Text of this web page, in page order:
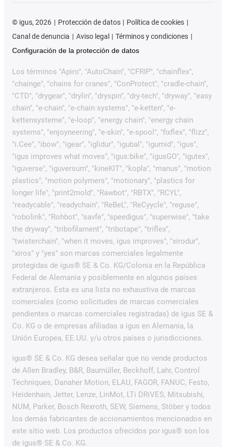
© igus, 2026 Protección de datos
Política de cookies
Canal de denuncia
Aviso legal
Términos y condiciones
Configuración de la protección de datos
Los términos "Apiro", "AutoChain", "CFRIP", "chainflex",
"chainge", "chains for cranes", "ConProtect", "cradle-chain",
"CTD", "drygear", "drylin", "dryspin", "dry-tech", "dryway", "easy
chain", "e-chain", "e-chain systems", "e-ketten", "e-
kettensysteme", "e-loop", "energy chain", "energy chain
systems", "enjoyneering", "e-skin", "e-spool", "fixflex", "flizz",
"i.Cee", "ibow", "igear", "iglidur", "igubal", "igumid", "igus",
"igus improves what moves", "igus:bike", "igusGO", "igutex",
"iguverse", "iguversum", "kineKIT", "kopla", "manus", "motion
plastics", "motion polymers", "motionary", "plastics for
longer life", "print2mold", "Rawbot", "RBTX", "RCYL",
"readycable", "readychain", "ReBeL", "ReCyycle", "reguse",
"robolink", "Rohbot", "savfe", "speedigus", "superwise", "take
the dryway", "tribofilament", "tribotape", "triflex",
"twisterchain", "when it moves, igus improves", "xirodur",
"xiros" y "yes" son marcas comerciales legalmente
protegidas de igus® SE & Co. KG/Colonia en la República
Federal de Alemania y posiblemente en algunos países
extranjeros. Esta es una lista no exhaustiva de marcas
comerciales (como solicitudes de marcas comerciales
pendientes o marcas comerciales registradas) de igus SE &
Co. KG o de empresas afiliadas a igus en Alemania, la
Unión Europea, EE.UU. y/u otros países o jurisdicciones.
igus® SE & Co. KG desea señalar que no vende productos
de Allen Bradley, B&R, Baumüller, Beckhoff, Lahr, Control
Techniques, Danaher Motion, ELAU, FAGOR, FANUC, Festo,
Heidenhain, Jetter, Lenze, LinMot, LTi DRiVES, Mitsubishi,
NUM, Parker, Bosch Rexroth, SEW, Siemens, Stöber y todos
los demás fabricantes de accionamientos mencionados en
este sitio web. Los productos ofrecidos por igus® son los
de igus® SE & Co. KG.